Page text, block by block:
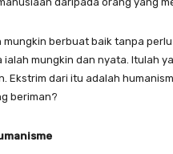
mungkin berbuat baik tanpa
ialah mungkin dan nyata. Itulah
Ekstrim dari itu adalah
beriman?